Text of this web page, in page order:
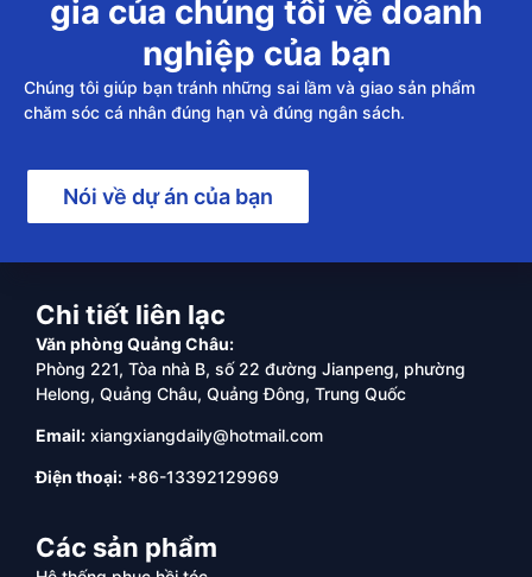
gia của chúng tôi về doanh
nghiệp của bạn
Chúng tôi giúp bạn tránh những sai lầm và giao sản phẩm
chăm sóc cá nhân đúng hạn và đúng ngân sách.
Nói về dự án của bạn
Chi tiết liên lạc
Văn phòng Quảng Châu:
Phòng 221, Tòa nhà B, số 22 đường Jianpeng, phường
Helong, Quảng Châu, Quảng Đông, Trung Quốc
Email: xiangxiangdaily@hotmail.com
Điện thoại: +86-13392129969
Các sản phẩm